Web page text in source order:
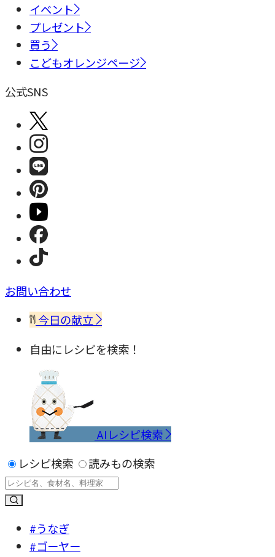
イベント
プレゼント
買う
こどもオレンジページ
公式SNS
お問い合わせ
今日の献立
自由にレシピを検索！
AIレシピ検索
レシピ検索
読みもの検索
#うなぎ
#ゴーヤー